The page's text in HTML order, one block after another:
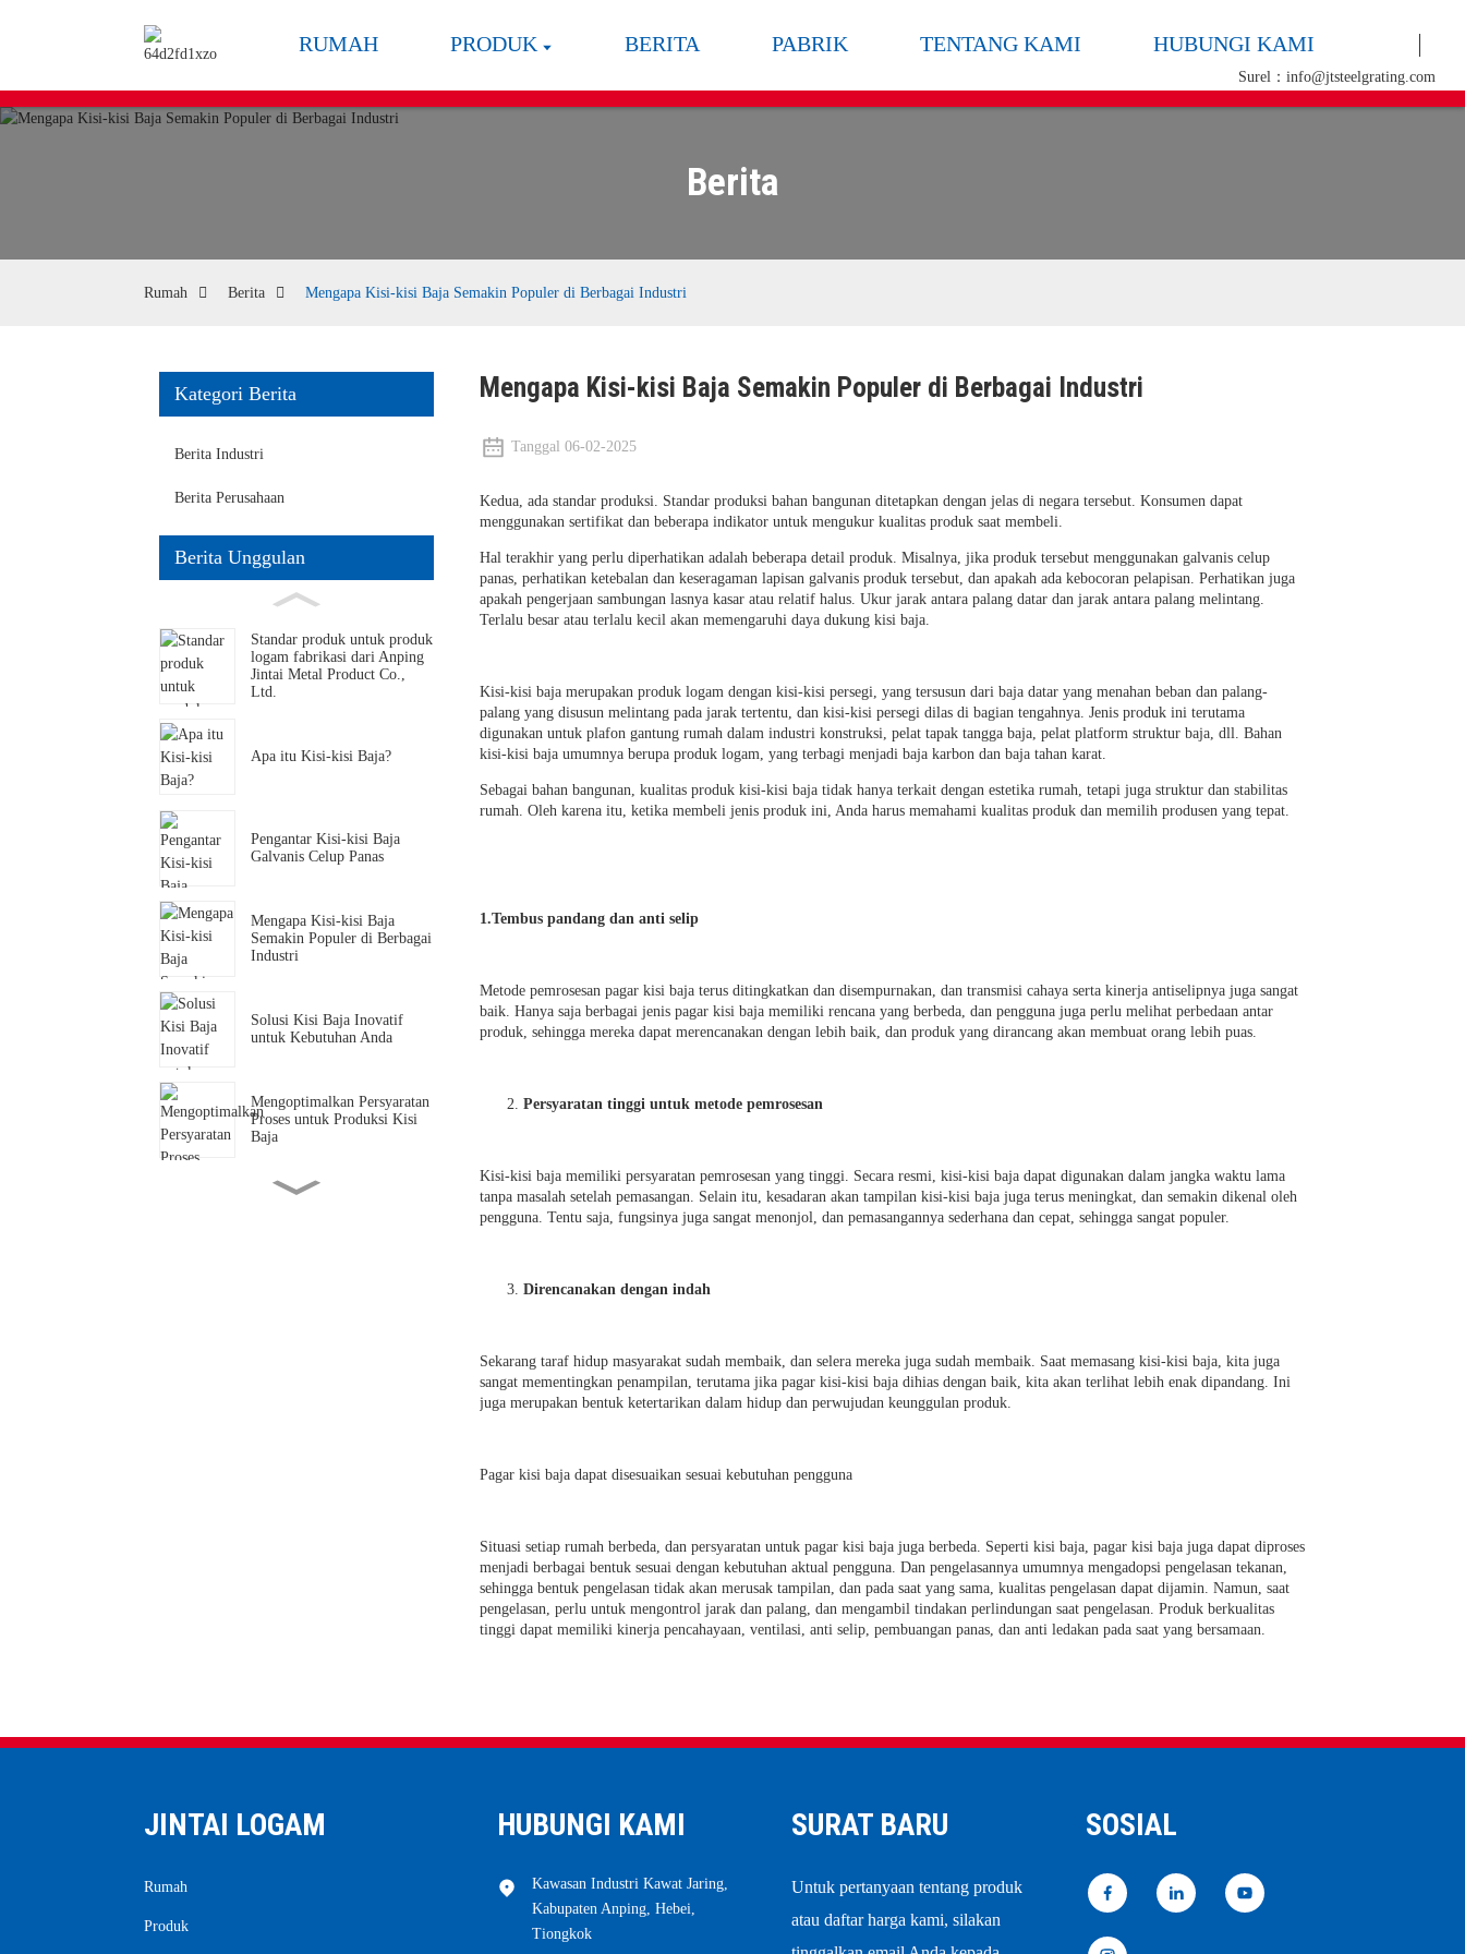
RUMAH PRODUK BERITA PABRIK TENTANG KAMI HUBUNGI KAMI
Surel：info@jtsteelgrating.com
Berita
Rumah Berita Mengapa Kisi-kisi Baja Semakin Populer di Berbagai Industri
Kategori Berita
Berita Industri
Berita Perusahaan
Berita Unggulan
Standar produk untuk produk
logam fabrikasi dari Anping
Jintai Metal Product Co.,
Ltd.
Apa itu Kisi-kisi Baja?
Pengantar Kisi-kisi Baja
Galvanis Celup Panas
Mengapa Kisi-kisi Baja
Semakin Populer di Berbagai
Industri
Solusi Kisi Baja Inovatif
untuk Kebutuhan Anda
Mengoptimalkan Persyaratan
Proses untuk Produksi Kisi
Baja
Pengenalan Kisi Baja
Mengapa Kisi-kisi Baja Semakin Populer di Berbagai Industri
Tanggal 06-02-2025
Kedua, ada standar produksi. Standar produksi bahan bangunan ditetapkan dengan jelas di negara tersebut. Konsumen dapat
menggunakan sertifikat dan beberapa indikator untuk mengukur kualitas produk saat membeli.
Hal terakhir yang perlu diperhatikan adalah beberapa detail produk. Misalnya, jika produk tersebut menggunakan galvanis celup
panas, perhatikan ketebalan dan keseragaman lapisan galvanis produk tersebut, dan apakah ada kebocoran pelapisan. Perhatikan juga
apakah pengerjaan sambungan lasnya kasar atau relatif halus. Ukur jarak antara palang datar dan jarak antara palang melintang.
Terlalu besar atau terlalu kecil akan memengaruhi daya dukung kisi baja.
Kisi-kisi baja merupakan produk logam dengan kisi-kisi persegi, yang tersusun dari baja datar yang menahan beban dan palang-
palang yang disusun melintang pada jarak tertentu, dan kisi-kisi persegi dilas di bagian tengahnya. Jenis produk ini terutama
digunakan untuk plafon gantung rumah dalam industri konstruksi, pelat tapak tangga baja, pelat platform struktur baja, dll. Bahan
kisi-kisi baja umumnya berupa produk logam, yang terbagi menjadi baja karbon dan baja tahan karat.
Sebagai bahan bangunan, kualitas produk kisi-kisi baja tidak hanya terkait dengan estetika rumah, tetapi juga struktur dan stabilitas
rumah. Oleh karena itu, ketika membeli jenis produk ini, Anda harus memahami kualitas produk dan memilih produsen yang tepat.
1.Tembus pandang dan anti selip
Metode pemrosesan pagar kisi baja terus ditingkatkan dan disempurnakan, dan transmisi cahaya serta kinerja antiselipnya juga sangat
baik. Hanya saja berbagai jenis pagar kisi baja memiliki rencana yang berbeda, dan pengguna juga perlu melihat perbedaan antar
produk, sehingga mereka dapat merencanakan dengan lebih baik, dan produk yang dirancang akan membuat orang lebih puas.
Persyaratan tinggi untuk metode pemrosesan
Kisi-kisi baja memiliki persyaratan pemrosesan yang tinggi. Secara resmi, kisi-kisi baja dapat digunakan dalam jangka waktu lama
tanpa masalah setelah pemasangan. Selain itu, kesadaran akan tampilan kisi-kisi baja juga terus meningkat, dan semakin dikenal oleh
pengguna. Tentu saja, fungsinya juga sangat menonjol, dan pemasangannya sederhana dan cepat, sehingga sangat populer.
Direncanakan dengan indah
Sekarang taraf hidup masyarakat sudah membaik, dan selera mereka juga sudah membaik. Saat memasang kisi-kisi baja, kita juga
sangat mementingkan penampilan, terutama jika pagar kisi-kisi baja dihias dengan baik, kita akan terlihat lebih enak dipandang. Ini
juga merupakan bentuk ketertarikan dalam hidup dan perwujudan keunggulan produk.
Pagar kisi baja dapat disesuaikan sesuai kebutuhan pengguna
Situasi setiap rumah berbeda, dan persyaratan untuk pagar kisi baja juga berbeda. Seperti kisi baja, pagar kisi baja juga dapat diproses
menjadi berbagai bentuk sesuai dengan kebutuhan aktual pengguna. Dan pengelasannya umumnya mengadopsi pengelasan tekanan,
sehingga bentuk pengelasan tidak akan merusak tampilan, dan pada saat yang sama, kualitas pengelasan dapat dijamin. Namun, saat
pengelasan, perlu untuk mengontrol jarak dan palang, dan mengambil tindakan perlindungan saat pengelasan. Produk berkualitas
tinggi dapat memiliki kinerja pencahayaan, ventilasi, anti selip, pembuangan panas, dan anti ledakan pada saat yang bersamaan.
JINTAI LOGAM
Rumah
Produk
HUBUNGI KAMI
Kawasan Industri Kawat Jaring,
Kabupaten Anping, Hebei,
Tiongkok
SURAT BARU
Untuk pertanyaan tentang produk
atau daftar harga kami, silakan
SOSIAL